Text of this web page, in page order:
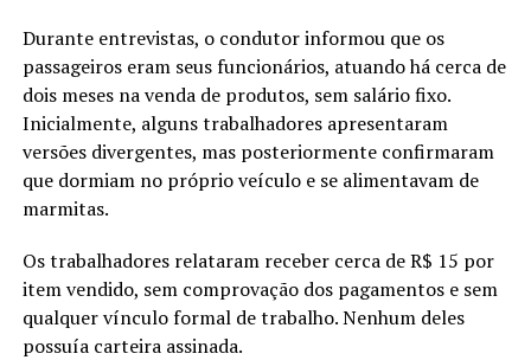
Durante entrevistas, o condutor informou que os
passageiros eram seus funcionários, atuando há cerca de
dois meses na venda de produtos, sem salário fixo.
Inicialmente, alguns trabalhadores apresentaram
versões divergentes, mas posteriormente confirmaram
que dormiam no próprio veículo e se alimentavam de
marmitas.
Os trabalhadores relataram receber cerca de R$ 15 por
item vendido, sem comprovação dos pagamentos e sem
qualquer vínculo formal de trabalho. Nenhum deles
possuía carteira assinada.